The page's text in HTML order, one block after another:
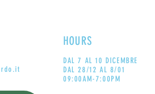
HOURS
DAL 7 AL 10 DICEMBRE
DAL 28/12 AL 8/01
09:00AM-7:00PM